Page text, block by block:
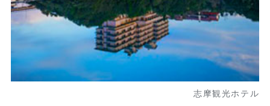
志摩観光ホテル